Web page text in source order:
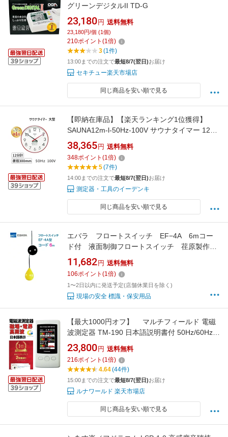
グリーンデジタルII TD-G
23,180 円 送料無料
23,180円/個 (1個)
210ポイント (1倍)
3(1件)
13:00までの注文で最短8/7(翌日)お届け
セキチュー楽天市場店
同じ商品を安い順で見る
【即納在庫品】【楽天ランキング1位獲得】
SAUNA12m-l-50Hz-100V サウナタイマー 12分
計 大型 直径300mm 50Hz 100V 高温用タイマ
ー 耐熱サウナ時計
38,365 円 送料無料
348ポイント (1倍)
5(7件)
14:00までの注文で最短8/7(翌日)お届け
測定器・工具のイーデンキ
同じ商品を安い順で見る
エバラ フロートスイッチ EF−4A 6mコー
ド付 液面制御フロートスイッチ 荏原製作所
製水中ポンプ レベルスイッチ
11,682 円 送料無料
106ポイント (1倍)
1〜2日以内に発送予定(店舗休業日を除く)
現場の安全 標識・保安用品
【最大1000円オフ】 マルチフィールド 電磁
波測定器 TM-190 日本語説明書付 50Hz/60Hz共
用 磁場 電界 電磁波 電磁場 ガウス 測定 計測 高
周波 低周波 メーター 日本正規代理店品
TENMARS テンマース
23,800 円 送料無料
216ポイント (1倍)
4.64(44件)
15:00までの注文で最短8/7(翌日)お届け
ルナワールド 楽天市場店
同じ商品を安い順で見る